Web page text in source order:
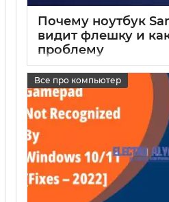
Почему ноутбук
видит флешку и
проблему
Все про компьютер